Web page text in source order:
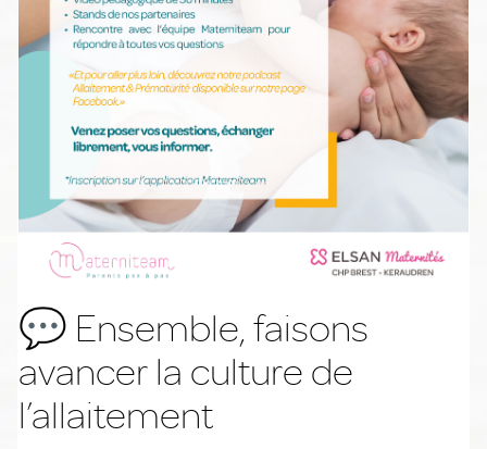
💬 Ensemble, faisons
avancer la culture de
l’allaitement